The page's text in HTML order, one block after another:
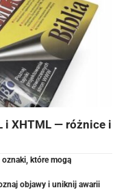
i XHTML — różnice i
które mogą
objawy i uniknij awarii